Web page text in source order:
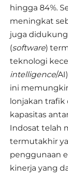
hingga 84%.
meningkat
juga
(software)
teknologi
intelligence/
ini
lonjakan
kapasitas
Indosat telah
termutakhir
penggunaan
kinerja yang